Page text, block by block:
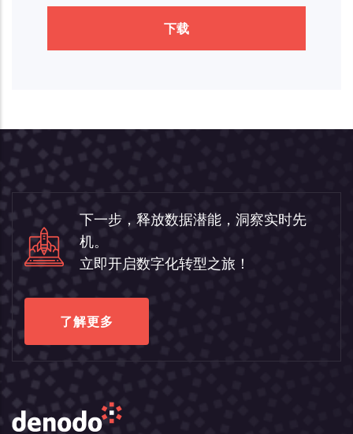
下载
下一步，释放数据潜能，洞察实时先
机。
立即开启数字化转型之旅！
了解更多